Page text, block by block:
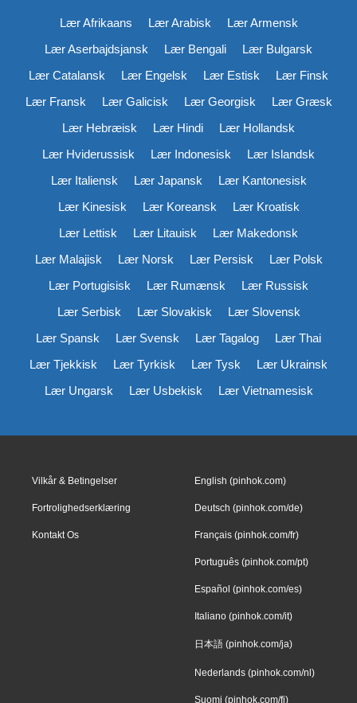
Lær Afrikaans Lær Arabisk
Lær Armensk
Lær Aserbajdsjansk
Lær Bengali
Lær Bulgarsk
Lær Catalansk
Lær Engelsk Lær Estisk
Lær Finsk
Lær Fransk
Lær Galicisk Lær Georgisk
Lær Græsk
Lær Hebræisk
Lær Hindi
Lær Hollandsk
Lær Hviderussisk
Lær Indonesisk
Lær Islandsk
Lær Italiensk
Lær Japansk
Lær Kantonesisk
Lær Kinesisk
Lær Koreansk
Lær Kroatisk
Lær Lettisk
Lær Litauisk
Lær Makedonsk
Lær Malajisk
Lær Norsk Lær Persisk
Lær Polsk
Lær Portugisisk
Lær Rumænsk
Lær Russisk
Lær Serbisk
Lær Slovakisk
Lær Slovensk
Lær Spansk
Lær Svensk Lær Tagalog
Lær Thai
Lær Tjekkisk
Lær Tyrkisk Lær Tysk
Lær Ukrainsk
Lær Ungarsk
Lær Usbekisk Lær Vietnamesisk
Vilkår & Betingelser
Fortrolighedserklæring
Kontakt Os
English (pinhok.com)
Deutsch (pinhok.com/de)
Français (pinhok.com/fr)
Português (pinhok.com/pt)
Español (pinhok.com/es)
Italiano (pinhok.com/it)
日本語 (pinhok.com/ja)
Nederlands (pinhok.com/nl)
Suomi (pinhok.com/fi)